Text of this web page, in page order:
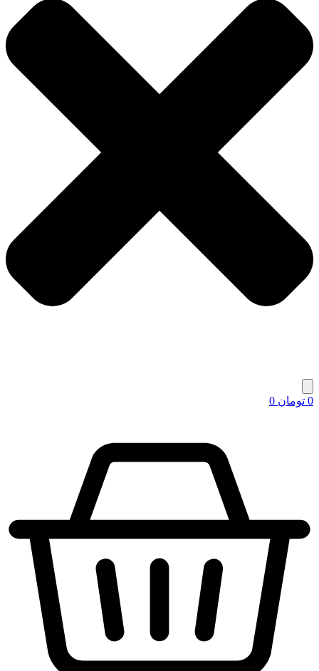
0 تومان 0